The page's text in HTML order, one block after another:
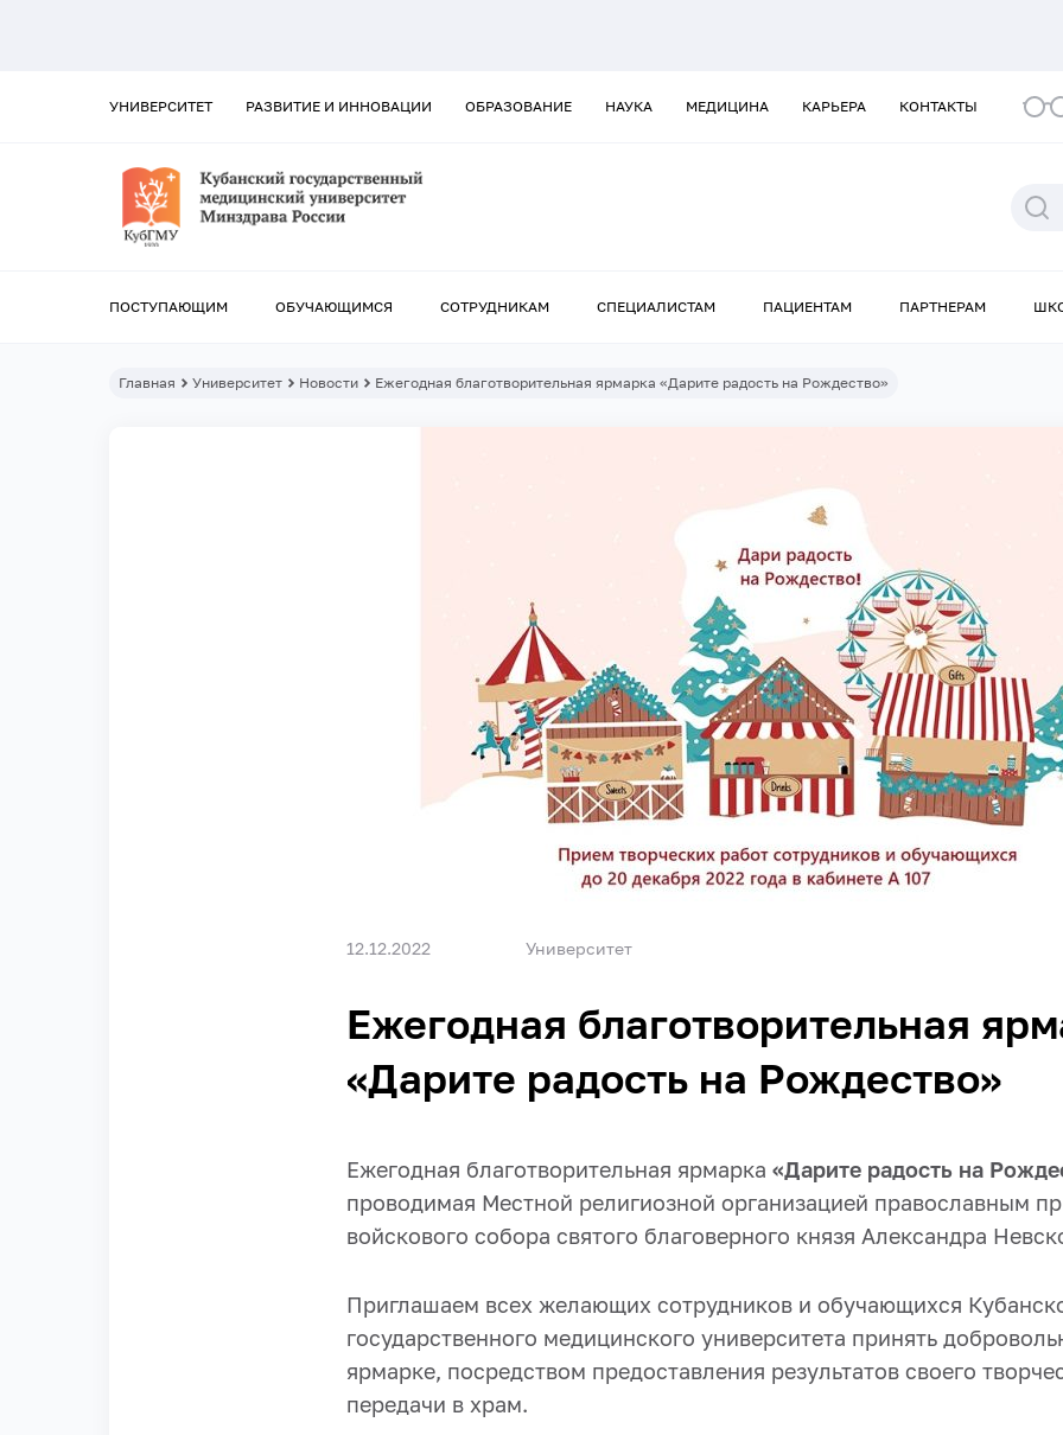
УНИВЕРСИТЕТ РАЗВИТИЕ И ИННОВАЦИИ ОБРАЗОВАНИЕ НАУКА МЕДИЦИНА КАРЬЕРА КОНТАКТЫ
ПОСТУПАЮЩИМ ОБУЧАЮЩИМСЯ СОТРУДНИКАМ СПЕЦИАЛИСТАМ ПАЦИЕНТАМ ПАРТНЕРАМ
Главная Университет Новости Ежегодная благотворительная ярмарка «Дарите радость на Рождество»
12.12.2022 Университет
Ежегодная благотворительная
«Дарите радость на Рождество»
Ежегодная благотворительная ярмарка «Дарите радость на
проводимая Местной религиозной организацией православным
войскового собора святого благоверного князя Александра
Приглашаем всех желающих сотрудников и обучающихся
государственного медицинского университета принять
ярмарке, посредством предоставления результатов своего
передачи в храм.